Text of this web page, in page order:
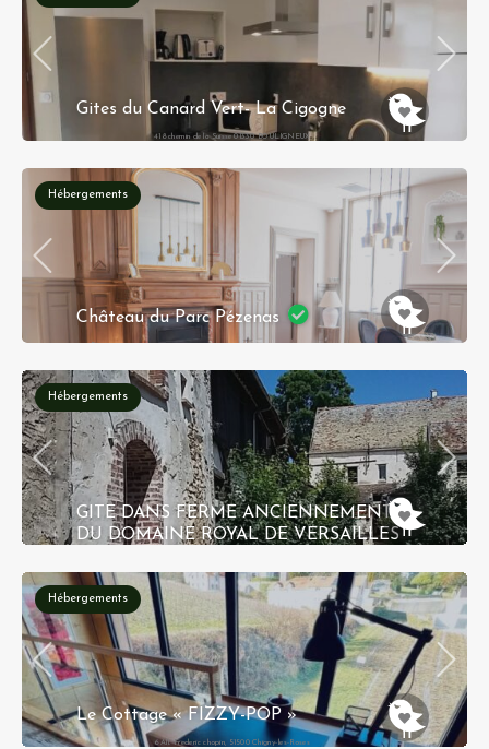
Gites du Canard Vert- La Cigogne
418 chemin de la Suisse 01330 BOULIGNEUX
Hébergements
Château du Parc Pézenas
Pézenas
Hébergements
GITE DANS FERME ANCIENNEMENT
DU DOMAINE ROYAL DE VERSAILLES
Réservation instantanée
Hébergements
Le Cottage « FIZZY-POP »
6 All. Frederic chopin, 51500 Chigny-les-Roses